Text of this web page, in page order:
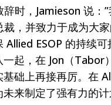
时，Jamieson 说：
，并致力于成为大
ESOP 的持续可
起，在 Jon（Tabor
础上再接再厉。在
来制定了强有力的计